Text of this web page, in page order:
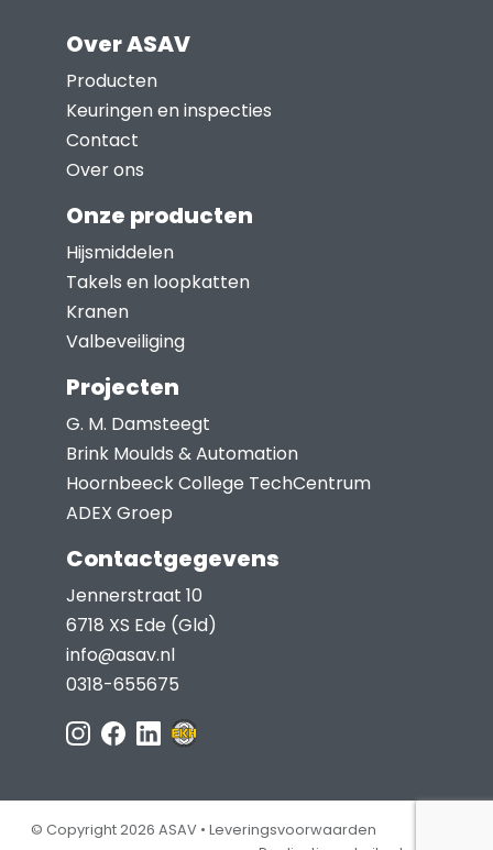
Over ASAV
Producten
Keuringen en inspecties
Contact
Over ons
Onze producten
Hijsmiddelen
Takels en loopkatten
Kranen
Valbeveiliging
Projecten
G. M. Damsteegt
Brink Moulds & Automation
Hoornbeeck College TechCentrum
ADEX Groep
Contactgegevens
Jennerstraat 10
6718 XS Ede (Gld)
info@asav.nl
0318-655675
© Copyright 2026 ASAV • Leveringsvoorwaarden